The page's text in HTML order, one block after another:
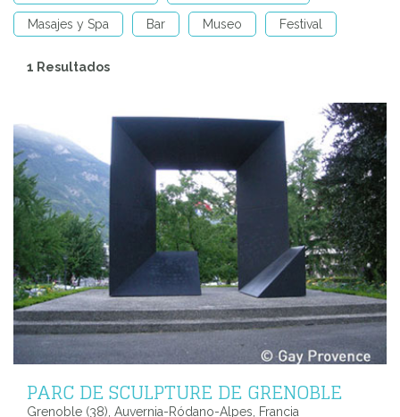
Masajes y Spa Bar Museo Festival
1 Resultados
PARC DE SCULPTURE DE GRENOBLE
Grenoble (38), Auvernia-Ródano-Alpes, Francia